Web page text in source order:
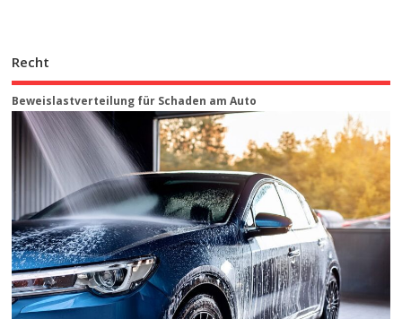
Recht
Beweis­last­ver­teilung für Schaden am Auto